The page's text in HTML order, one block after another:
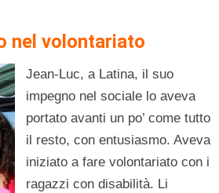
nel volontariato
Jean-Luc, a Latina, il suo
impegno nel sociale lo aveva
portato avanti un po’ come tutto
il resto, con entusiasmo. Aveva
iniziato a fare volontariato con i
ragazzi con disabilità. Li